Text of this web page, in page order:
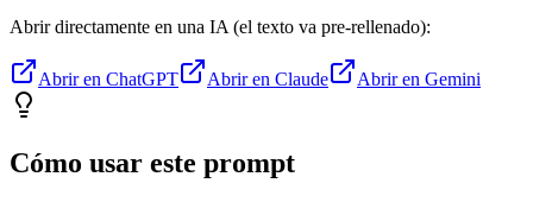
Abrir directamente en una IA (el texto va pre-rellenado):
Abrir en ChatGPT Abrir en Claude Abrir en Gemini
Cómo usar este prompt